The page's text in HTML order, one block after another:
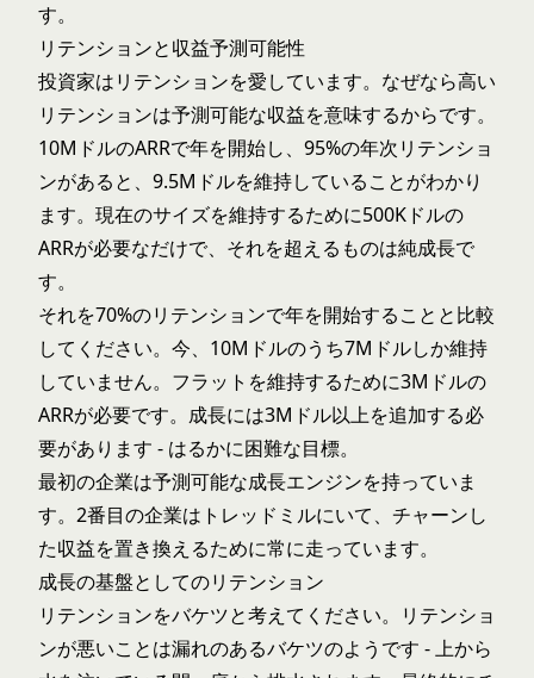
す。
リテンションと収益予測可能性
投資家はリテンションを愛しています。なぜなら高い
リテンションは予測可能な収益を意味するからです。
10MドルのARRで年を開始し、95%の年次リテンショ
ンがあると、9.5Mドルを維持していることがわかり
ます。現在のサイズを維持するために500Kドルの
ARRが必要なだけで、それを超えるものは純成長で
す。
それを70%のリテンションで年を開始することと比較
してください。今、10Mドルのうち7Mドルしか維持
していません。フラットを維持するために3Mドルの
ARRが必要です。成長には3Mドル以上を追加する必
要があります - はるかに困難な目標。
最初の企業は予測可能な成長エンジンを持っていま
す。2番目の企業はトレッドミルにいて、チャーンし
た収益を置き換えるために常に走っています。
成長の基盤としてのリテンション
リテンションをバケツと考えてください。リテンショ
ンが悪いことは漏れのあるバケツのようです - 上から